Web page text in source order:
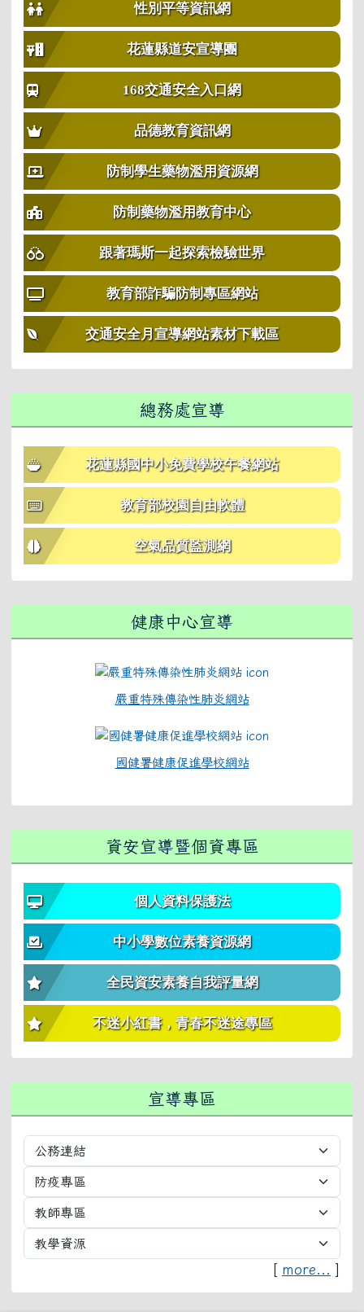
性別平等資訊網
花蓮縣道安宣導團
168交通安全入口網
品德教育資訊網
防制學生藥物濫用資源網
防制藥物濫用教育中心
跟著瑪斯一起探索檢驗世界
教育部詐騙防制專區網站
交通安全月宣導網站素材下載區
總務處宣導
花蓮縣國中小免費學校午餐網站
教育部校園自由軟體
空氣品質監測網
健康中心宣導
嚴重特殊傳染性肺炎網站
國健署健康促進學校網站
資安宣導暨個資專區
個人資料保護法
中小學數位素養資源網
全民資安素養自我評量網
不迷小紅書，青春不迷途專區
宣導專區
[ more... ]